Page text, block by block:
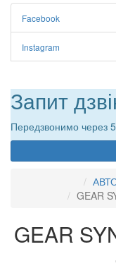
Facebook
Instagram
Запит
Передзвонимо через
GEAR
GEAR